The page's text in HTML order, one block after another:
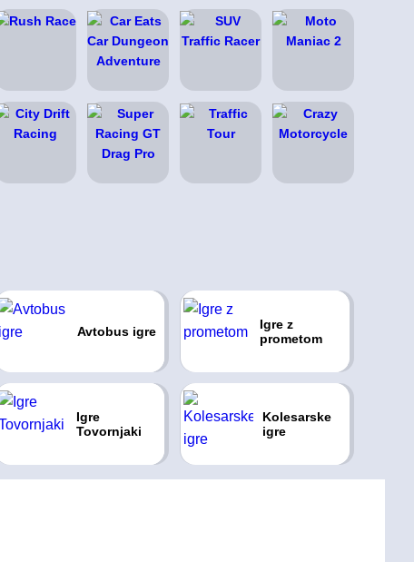
Avtobus igre
Igre z
prometom
Igre
Tovornjaki
Kolesarske
igre